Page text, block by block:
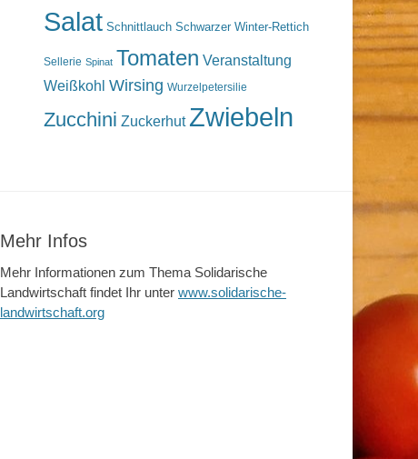
Salat Schnittlauch Schwarzer Winter-Rettich
Sellerie Spinat Tomaten Veranstaltung
Weißkohl Wirsing Wurzelpetersilie
Zucchini Zuckerhut Zwiebeln
Mehr Infos
Mehr Informationen zum Thema Solidarische
Landwirtschaft findet Ihr unter www.solidarische-
landwirtschaft.org